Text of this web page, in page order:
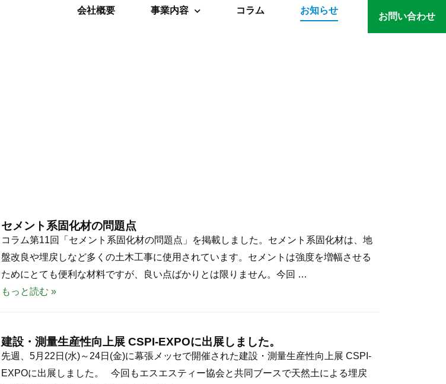
会社概要 事業内容 コラム お知らせ
お問い合わせ
セメント系固化材の問題点
コラム第11回「セメント系固化材の問題点」を掲載しました。セメント系固化材は、地
盤改良や埋戻しなど多くの土木工事に使用されています。セメントは強度を増幅させる
ためにとても便利な材料ですが、良い点ばかりとは限りません。今回 …
セ
メ
ン
ト
化
材
の
もっと読む »
建設・測量生産性向上展 CSPI-EXPOに出展しました。
先週、5月22日(水)～24日(金)に幕張メッセで開催された建設・測量生産性向上展 CSPI-
EXPOに出展しました。 今回もエスエスティー協会と共同ブースで天然土による埋戻
建
設
ペ
ー
ジ
ペ
ー
ジ
ペ
ー
ジ
ペ
ー
ジ
ー
ジ
ー
ジ